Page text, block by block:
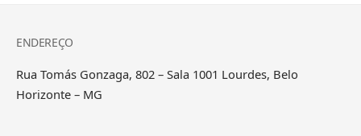
ENDEREÇO
Rua Tomás Gonzaga, 802 – Sala 1001 Lourdes, Belo
Horizonte – MG